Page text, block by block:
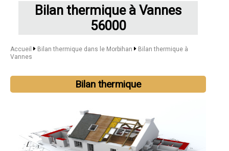
Bilan thermique à Vannes
56000
Accueil Bilan thermique dans le Morbihan
Bilan thermique à
Vannes
Bilan thermique